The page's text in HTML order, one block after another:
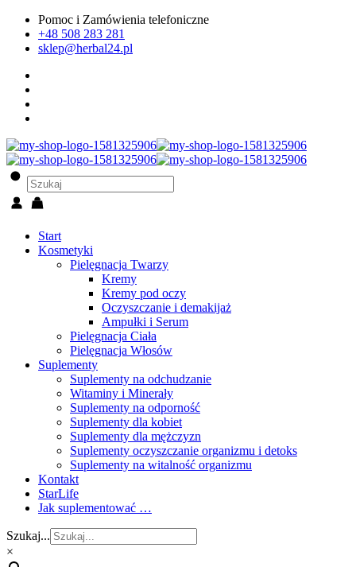
Pomoc i Zamówienia telefoniczne
+48 508 283 281
sklep@herbal24.pl
Start
Kosmetyki
Pielęgnacja Twarzy
Kremy
Kremy pod oczy
Oczyszczanie i demakijaż
Ampułki i Serum
Pielęgnacja Ciała
Pielęgnacja Włosów
Suplementy
Suplementy na odchudzanie
Witaminy i Minerały
Suplementy na odporność
Suplementy dla kobiet
Suplementy dla mężczyzn
Suplementy oczyszczanie organizmu i detoks
Suplementy na witalność organizmu
Kontakt
StarLife
Jak suplementować …
Szukaj...
×